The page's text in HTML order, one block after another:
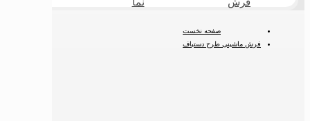
صفحه نخست
فرش ماشینی طرح دستباف